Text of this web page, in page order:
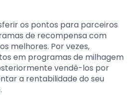
os pontos para parceiros
de recompensa com
melhores. Por vezes,
em programas de milhagem
vendê-los por
a rentabilidade do seu